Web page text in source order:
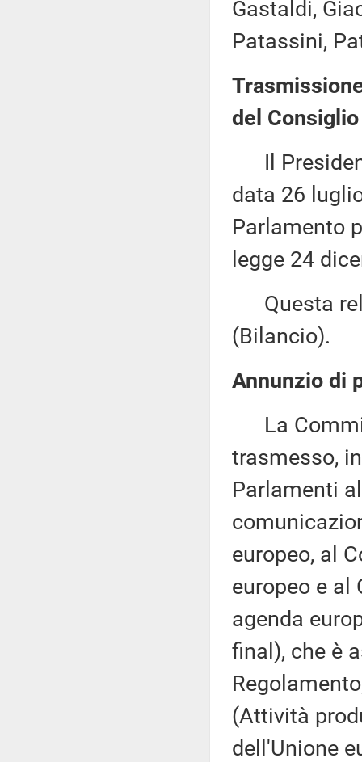
Gastaldi,
Patassini,
del
Il
data 26
Parlamento
legge 24
Questa
(Bilancio).
Annunzio di
La
trasmesso,
Parlamenti
europeo, al
europeo e al
agenda
final), che è
(Attività
dell'Unione